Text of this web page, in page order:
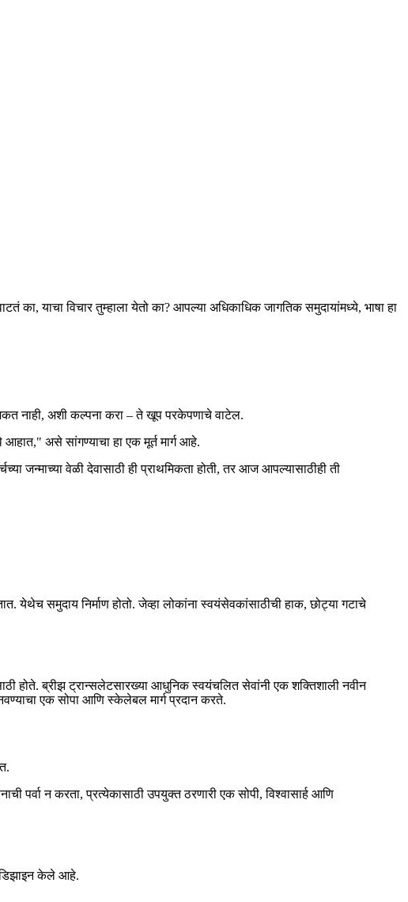
का, याचा विचार तुम्हाला येतो का? आपल्या अधिकाधिक जागतिक समुदायांमध्ये, भाषा हा
नाही, अशी कल्पना करा – ते खूप परकेपणाचे वाटेल.
असे सांगण्याचा हा एक मूर्त मार्ग आहे.
जन्माच्या वेळी देवासाठी ही प्राथमिकता होती, तर आज आपल्यासाठीही ती
समुदाय निर्माण होतो. जेव्हा लोकांना स्वयंसेवकांसाठीची हाक, छोट्या गटाचे
होते. ब्रीझ ट्रान्सलेटसारख्या आधुनिक स्वयंचलित सेवांनी एक शक्तिशाली नवीन
एक सोपा आणि स्केलेबल मार्ग प्रदान करते.
पर्वा न करता, प्रत्येकासाठी उपयुक्त ठरणारी एक सोपी, विश्वासार्ह आणि
डिझाइन केले आहे.